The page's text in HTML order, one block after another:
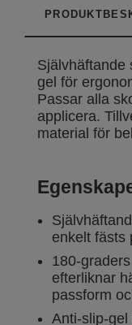
Självhäftande
gel för
Passar alla
applicera.
material för
enkelt fästs
180-
efterliknar
passform
Anti-slip-